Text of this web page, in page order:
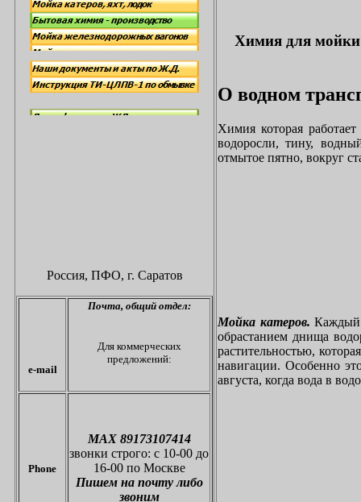
Россия, ПФО, г. Саратов
e-mail
Почта, общий отдел:
Для коммерческих
предложений:
Phone
МАХ 89173107414
звонки строго: с 10-00 до
16-00 по Москве
Пишем на почту либо
звоним
Химия для мойки
О водном
Химия которая
водоросли, тину,
отмытое пятно, вокруг
Мойка катеров. Каждый
обрастанием днища
растительностью,
навигации. Особенно
августа, когда вода в